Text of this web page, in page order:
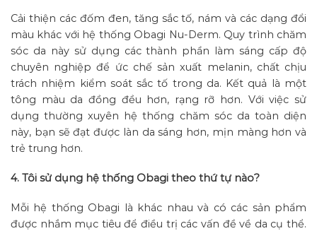
Cải thiện các đốm đen, tăng sắc tố, nám và các dạng đổi
màu khác với hệ thống Obagi Nu-Derm. Quy trình chăm
sóc da này sử dụng các thành phần làm sáng cấp độ
chuyên nghiệp để ức chế sản xuất melanin, chất chịu
trách nhiệm kiểm soát sắc tố trong da. Kết quả là một
tông màu da đồng đều hơn, rạng rỡ hơn. Với việc sử
dụng thường xuyên hệ thống chăm sóc da toàn diện
này, bạn sẽ đạt được làn da sáng hơn, mịn màng hơn và
trẻ trung hơn.
4. Tôi sử dụng hệ thống Obagi theo thứ tự nào?
Mỗi hệ thống Obagi là khác nhau và có các sản phẩm
được nhắm mục tiêu để điều trị các vấn đề về da cụ thể.